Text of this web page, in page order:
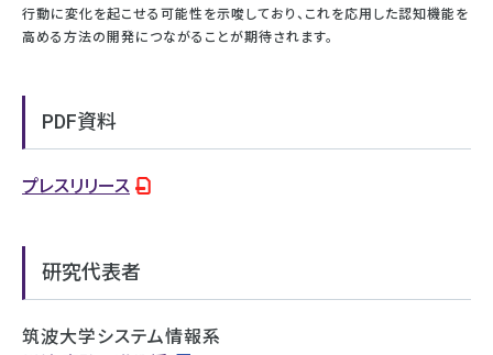
行動に変化を起こせる可能性を示唆しており、これを応用した認知機能を
高める方法の開発につながることが期待されます。
PDF資料
プレスリリース
研究代表者
筑波大学システム情報系